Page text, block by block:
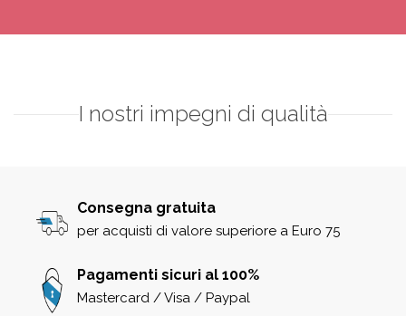
I nostri impegni di qualità
Consegna gratuita
per acquisti di valore superiore a Euro 75
Pagamenti sicuri al 100%
Mastercard / Visa / Paypal